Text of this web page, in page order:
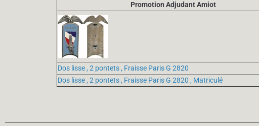
Promotion Adjudant Amiot
Dos lisse , 2 pontets , Fraisse Paris G 2820
Dos lisse , 2 pontets , Fraisse Paris G 2820 , Matriculé